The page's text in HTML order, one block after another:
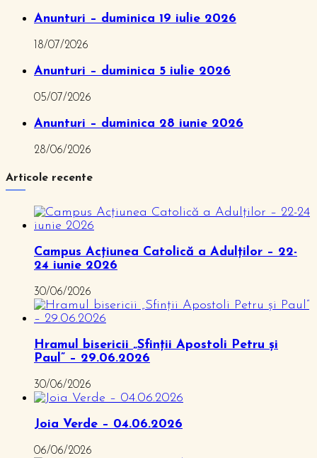
Anunturi – duminica 19 iulie 2026
18/07/2026
Anunturi – duminica 5 iulie 2026
05/07/2026
Anunturi – duminica 28 iunie 2026
28/06/2026
Articole recente
Campus Acțiunea Catolică a Adulților – 22-
24 iunie 2026
30/06/2026
Hramul bisericii „Sfinții Apostoli Petru și
Paul” – 29.06.2026
30/06/2026
Joia Verde – 04.06.2026
06/06/2026